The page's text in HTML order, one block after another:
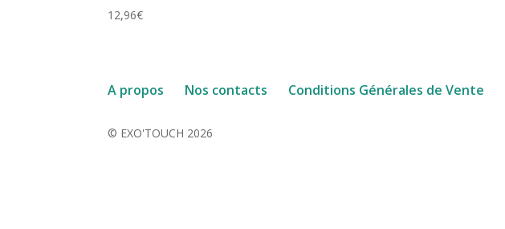
12,96€
A propos Nos contacts Conditions Générales de Vente
© EXO'TOUCH 2026